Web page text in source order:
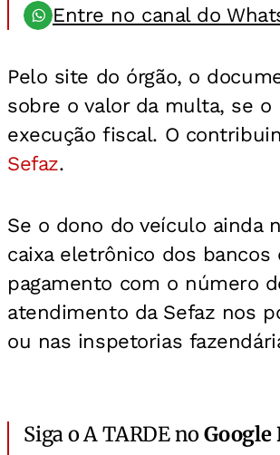
Entre no canal do
Pelo site do órgão, o
sobre o valor da multa, se
execução fiscal. O
Sefaz.
Se o dono do veículo ainda
caixa eletrônico dos
pagamento com o número
atendimento da Sefaz nos
ou nas inspetorias
Siga o A TARDE noGoogle